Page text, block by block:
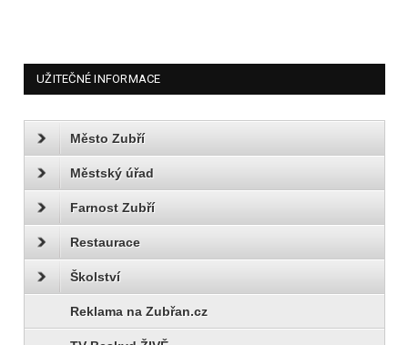
UŽITEČNÉ INFORMACE
Město Zubří
Městský úřad
Farnost Zubří
Restaurace
Školství
Reklama na Zubřan.cz